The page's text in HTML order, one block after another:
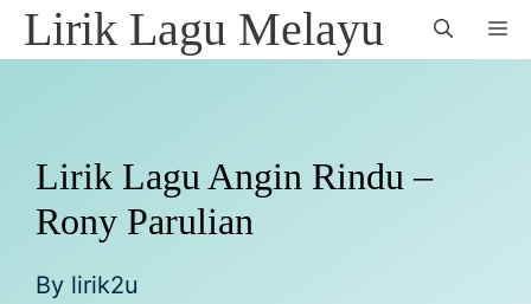
SkipLirik Lagu Melayu
Lirik Lagu Angin Rindu –
Rony Parulian
By lirik2u